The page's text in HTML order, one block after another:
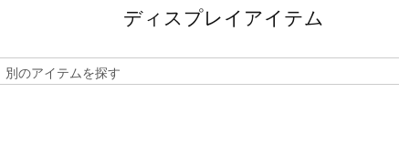
ディスプレイアイテム